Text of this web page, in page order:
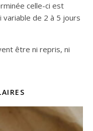
celle-ci est
variable de 2 à 5 jours
être ni repris, ni